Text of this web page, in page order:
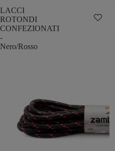
LACCI
ROTONDI
CONFEZIONATI
-
Nero/Rosso